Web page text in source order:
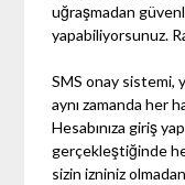
uğraşmadan
yapabiliyorsunuz.
SMS onay sistemi,
aynı zamanda her
Hesabınıza giriş
gerçekleştiğinde
sizin izniniz